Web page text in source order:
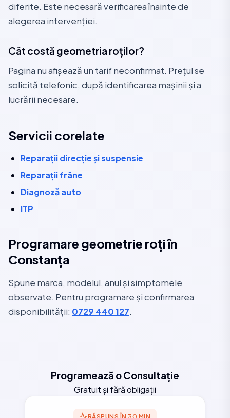
diferite. Este necesară verificarea înainte de
alegerea intervenției.
Cât costă geometria roților?
Pagina nu afișează un tarif neconfirmat. Prețul se
solicită telefonic, după identificarea mașinii și a
lucrării necesare.
Servicii corelate
Reparații direcție și suspensie
Reparații frâne
Diagnoză auto
ITP
Programare geometrie roți în
Constanța
Spune marca, modelul, anul și simptomele
observate. Pentru programare și confirmarea
disponibilității: 0729 440 127.
Programează o Consultație
Gratuit și fără obligații